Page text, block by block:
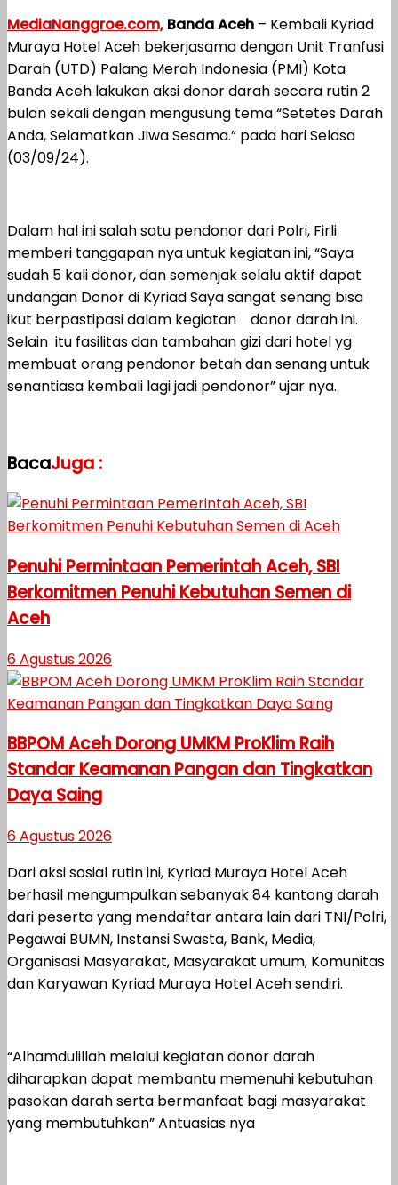
MediaNanggroe.com, Banda Aceh – Kembali Kyriad
Muraya Hotel Aceh bekerjasama dengan Unit Tranfusi
Darah (UTD) Palang Merah Indonesia (PMI) Kota
Banda Aceh lakukan aksi donor darah secara rutin 2
bulan sekali dengan mengusung tema “Setetes Darah
Anda, Selamatkan Jiwa Sesama.” pada hari Selasa
(03/09/24).
Dalam hal ini salah satu pendonor dari Polri, Firli
memberi tanggapan nya untuk kegiatan ini, “Saya
sudah 5 kali donor, dan semenjak selalu aktif dapat
undangan Donor di Kyriad Saya sangat senang bisa
ikut berpastipasi dalam kegiatan donor darah ini.
Selain itu fasilitas dan tambahan gizi dari hotel yg
membuat orang pendonor betah dan senang untuk
senantiasa kembali lagi jadi pendonor” ujar nya.
BacaJuga :
Penuhi Permintaan Pemerintah Aceh, SBI
Berkomitmen Penuhi Kebutuhan Semen di
Aceh
6 Agustus 2026
BBPOM Aceh Dorong UMKM ProKlim Raih
Standar Keamanan Pangan dan Tingkatkan
Daya Saing
6 Agustus 2026
Dari aksi sosial rutin ini, Kyriad Muraya Hotel Aceh
berhasil mengumpulkan sebanyak 84 kantong darah
dari peserta yang mendaftar antara lain dari TNI/Polri,
Pegawai BUMN, Instansi Swasta, Bank, Media,
Organisasi Masyarakat, Masyarakat umum, Komunitas
dan Karyawan Kyriad Muraya Hotel Aceh sendiri.
“Alhamdulillah melalui kegiatan donor darah
diharapkan dapat membantu memenuhi kebutuhan
pasokan darah serta bermanfaat bagi masyarakat
yang membutuhkan” Antuasias nya